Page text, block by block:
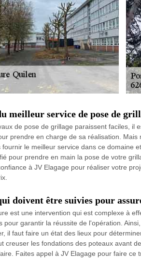
meilleur service de pose de
de pose de grillage paraissent faciles, il
prendre en charge de sa réalisation.
fournir le meilleur service dans ce domaine
pour prendre en main la pose de votre
à JV Elagage pour réaliser votre
doivent être suivies pour
est une intervention qui est complexe à
pour garantir la réussite de l'opération.
il faut faire un état des lieux pour
creuser les fondations des poteaux avant
Faites appel à JV Elagage pour faire ce